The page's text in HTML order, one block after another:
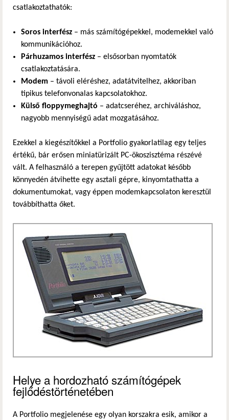
csatlakoztathatók:
Soros interfész – más számítógépekkel, modemekkel való
kommunikációhoz.
Párhuzamos interfész – elsősorban nyomtatók
csatlakoztatására.
Modem – távoli eléréshez, adatátvitelhez, akkoriban
tipikus telefonvonalas kapcsolatokhoz.
Külső floppymeghajtó – adatcseréhez, archiváláshoz,
nagyobb mennyiségű adat mozgatásához.
Ezekkel a kiegészítőkkel a Portfolio gyakorlatilag egy teljes
értékű, bár erősen miniatürizált PC-ökoszisztéma részévé
vált. A felhasználó a terepen gyűjtött adatokat később
könnyedén átvihette egy asztali gépre, kinyomtathatta a
dokumentumokat, vagy éppen modemkapcsolaton keresztül
továbbíthatta őket.
Helye a hordozható számítógépek
fejlődéstörténetében
A Portfolio megjelenése egy olyan korszakra esik, amikor a